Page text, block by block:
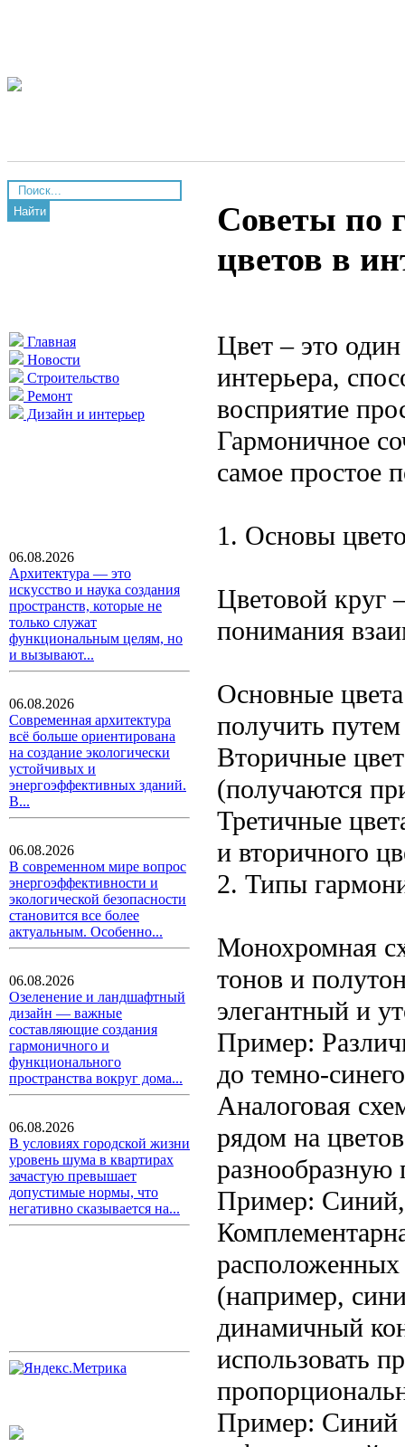
Найти
Главная
Новости
Строительство
Ремонт
Дизайн и интерьер
06.08.2026
Архитектура — это
искусство и наука создания
пространств, которые не
только служат
функциональным целям, но
и вызывают...
06.08.2026
Современная архитектура
всё больше ориентирована
на создание экологически
устойчивых и
энергоэффективных зданий.
В...
06.08.2026
В современном мире вопрос
энергоэффективности и
экологической безопасности
становится все более
актуальным. Особенно...
06.08.2026
Озеленение и ландшафтный
дизайн — важные
составляющие создания
гармоничного и
функционального
пространства вокруг дома...
06.08.2026
В условиях городской жизни
уровень шума в квартирах
зачастую превышает
допустимые нормы, что
негативно сказывается на...
Советы по
цветов в
Цвет – это
интерьера,
восприятие
Гармоничное
самое простое
1. Основы
Цветовой круг
понимания
Основные
получить
Вторичные
(получаются
Третичные
и вторичного
2. Типы
Монохромная
тонов и
элегантный и
Пример:
до темно-
Аналоговая
рядом на
разнообразную
Пример: Синий,
расположенных
(например,
динамичный
использовать
Пример: Синий